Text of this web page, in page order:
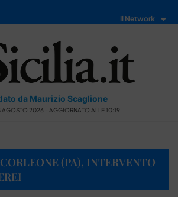
Il Network
da Maurizio Scaglione
AGOSTO 2026 - AGGIORNATO ALLE 10:19
(PA), INTERVENTO